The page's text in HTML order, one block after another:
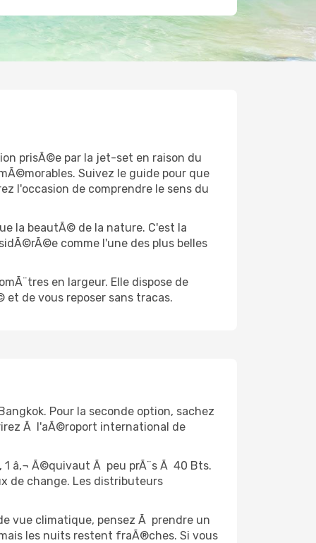
prisÃ©e par la jet-set en raison du
Suivez le guide pour que
l'occasion de comprendre le sens du
la beautÃ© de la nature. C'est la
comme l'une des plus belles
en largeur. Elle dispose de
de vous reposer sans tracas.
Pour la seconde option, sachez
Ã l'aÃ©roport international de
â‚¬ Ã©quivaut Ã peu prÃ¨s Ã 40 Bts.
de change. Les distributeurs
vue climatique, pensez Ã prendre un
les nuits restent fraÃ®ches. Si vous